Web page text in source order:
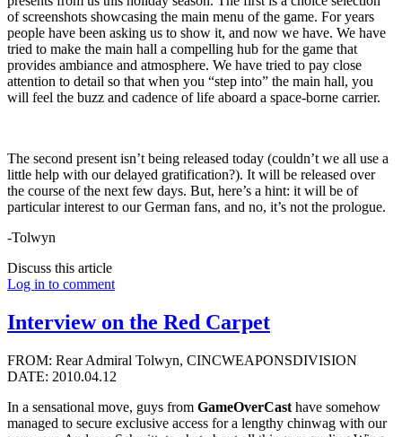
of screenshots showcasing the main menu of the game. For years
people have been asking us to show it, and now we have. We have
tried to make the main hall a compelling hub for the game that
provides ambiance and atmosphere. We have tried to pay close
attention to detail so that when you “step into” the main hall, you
will feel the buzz and cadence of life aboard a space-borne carrier.
The second present isn’t being released today (couldn’t we all use a
little help with our delayed gratification?). It will be released over
the course of the next few days. But, here’s a hint: it will be of
particular interest to our German fans, and no, it’s not the prologue.
-Tolwyn
Discuss this article
Log in to comment
Interview on the Red Carpet
FROM: Rear Admiral Tolwyn, CINCWEAPONSDIVISION
DATE: 2010.04.12
In a sensational move, guys from GameOverCast have somehow
managed to secure exclusive access for a lengthy chinwag with our